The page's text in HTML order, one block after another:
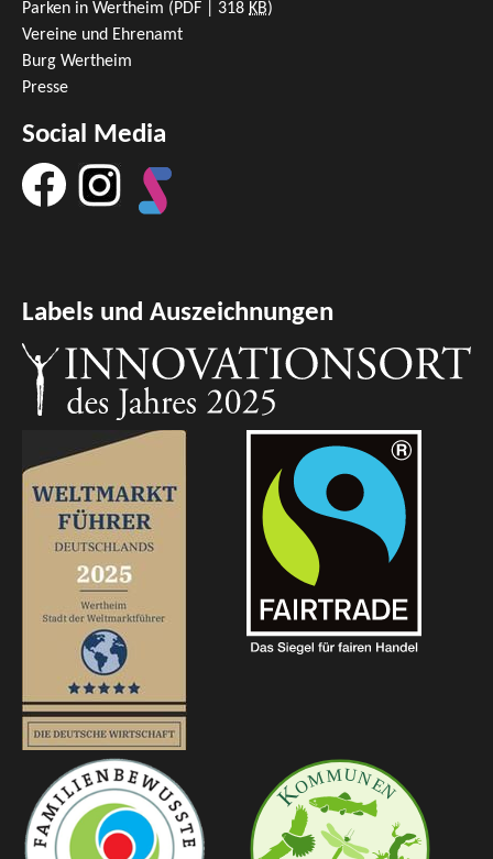
Parken in Wertheim (PDF | 318 KB)
Vereine und Ehrenamt
Burg Wertheim
Presse
Social Media
Labels und Auszeichnungen